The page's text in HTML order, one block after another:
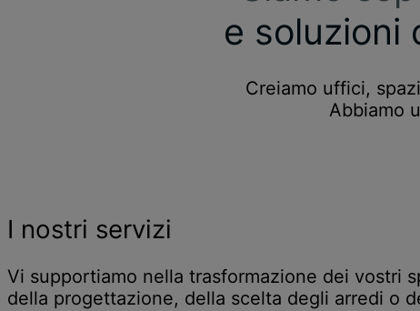
e soluzioni
Creiamo uffici,
Abbiamo
I nostri servizi
Vi supportiamo nella trasformazione dei vostri
della progettazione, della scelta degli arredi o